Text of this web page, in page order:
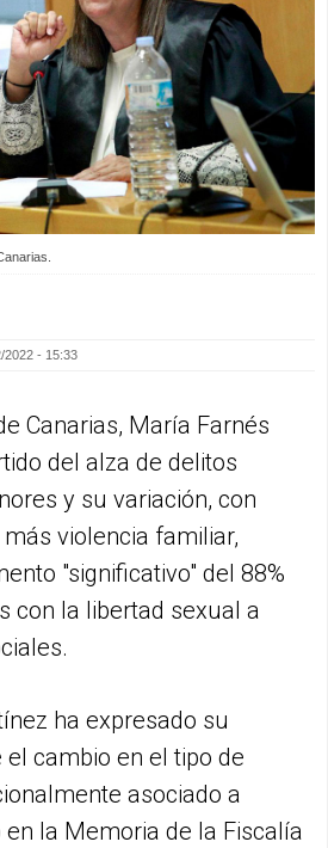
2022 - 15:33
Canarias, María Farnés
del alza de delitos
y su variación, con
violencia familiar,
"significativo" del 88%
con la libertad sexual a
ha expresado su
cambio en el tipo de
asociado a
la Memoria de la Fiscalía